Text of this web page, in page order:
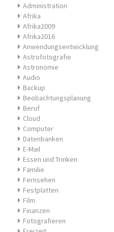
Administration
Afrika
Afrika2009
Afrika2016
Anwendungsentwicklung
Astrofotografie
Astronomie
Audio
Backup
Beobachtungsplanung
Beruf
Cloud
Computer
Datenbanken
E-Mail
Essen und Trinken
Familie
Fernsehen
Festplatten
Film
Finanzen
Fotografieren